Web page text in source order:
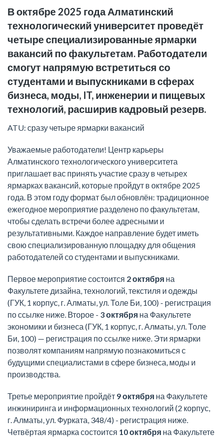
В октябре 2025 года Алматинский
технологический университет проведёт
четыре специализированные ярмарки
вакансий по факультетам. Работодатели
смогут напрямую встретиться со
студентами и выпускниками в сферах
бизнеса, моды, IT, инженерии и пищевых
технологий, расширив кадровый резерв.
ATU: сразу четыре ярмарки вакансий
Уважаемые работодатели! Центр карьеры
Алматинского технологического университета
приглашает вас принять участие сразу в четырех
ярмарках вакансий, которые пройдут в октябре 2025
года. В этом году формат был обновлён: традиционное
ежегодное мероприятие разделено по факультетам,
чтобы сделать встречи более адресными и
результативными. Каждое направление будет иметь
свою специализированную площадку для общения
работодателей со студентами и выпускниками.
Первое мероприятие состоится 2 октября на
Факультете дизайна, технологий, текстиля и одежды
(ГУК, 1 корпус, г. Алматы, ул. Толе Би, 100) - регистрация
по ссылке ниже. Второе - 3 октября на Факультете
экономики и бизнеса (ГУК, 1 корпус, г. Алматы, ул. Толе
Би, 100) — регистрация по ссылке ниже. Эти ярмарки
позволят компаниям напрямую познакомиться с
будущими специалистами в сфере бизнеса, моды и
производства.
Третье мероприятие пройдёт 9 октября на Факультете
инжиниринга и информационных технологий (2 корпус,
г. Алматы, ул. Фурката, 348/4) - регистрация ниже.
Четвёртая ярмарка состоится 10 октября на Факультете